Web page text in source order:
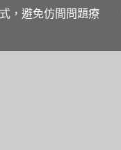
，避免仿間問題療